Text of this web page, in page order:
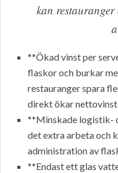
kan
**Ökad vinst per
flaskor och burkar
restauranger spara
direkt ökar
**Minskade logistik-
det extra arbeta och
administration av
**Endast ett glas